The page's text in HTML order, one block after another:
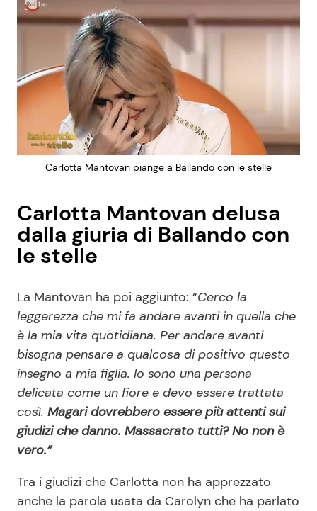
Carlotta Mantovan piange a Ballando con le stelle
Carlotta Mantovan delusa
dalla giuria di Ballando con
le stelle
La Mantovan ha poi aggiunto: “Cerco la
leggerezza che mi fa andare avanti in quella che
è la mia vita quotidiana. Per andare avanti
bisogna pensare a qualcosa di positivo questo
insegno a mia figlia. Io sono una persona
delicata come un fiore e devo essere trattata
così. Magari dovrebbero essere più attenti sui
giudizi che danno. Massacrato tutti? No non è
vero.”
Tra i giudizi che Carlotta non ha apprezzato
anche la parola usata da Carolyn che ha parlato